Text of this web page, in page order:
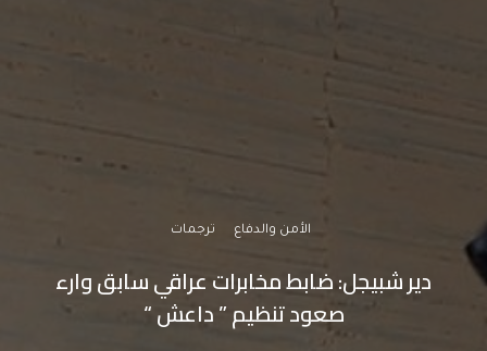
الأمن والدفاع ترجمات
دير شبيجل: ضابط مخابرات عراقي سابق وارء
صعود تنظيم ” داعش “‏